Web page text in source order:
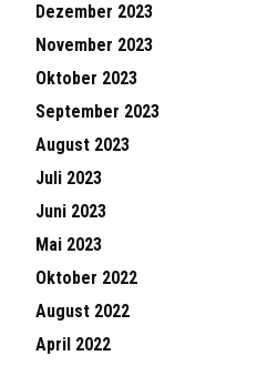
Dezember 2023
November 2023
Oktober 2023
September 2023
August 2023
Juli 2023
Juni 2023
Mai 2023
Oktober 2022
August 2022
April 2022